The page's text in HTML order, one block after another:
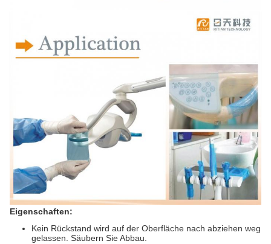
Eigenschaften:
Kein Rückstand wird auf der Oberfläche nach abziehen weg
gelassen. Säubern Sie Abbau.